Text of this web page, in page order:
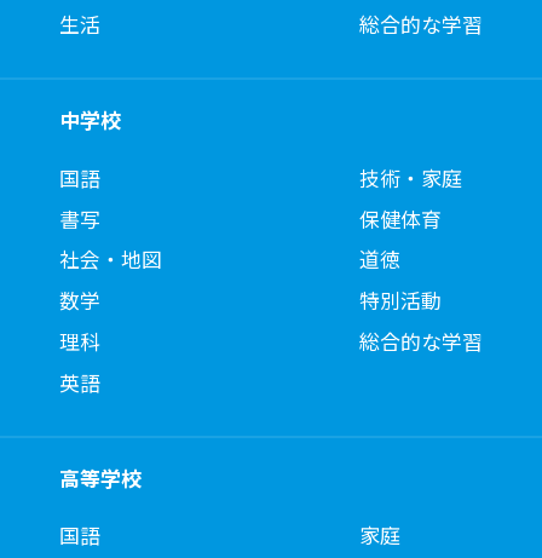
生活
総合的な学習
中学校
国語
書写
社会・地図
数学
理科
英語
技術・家庭
保健体育
道徳
特別活動
総合的な学習
高等学校
国語
家庭